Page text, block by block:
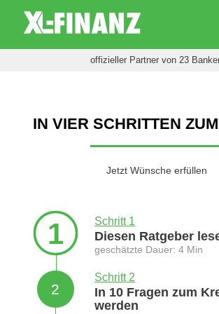
offizieller Partner von 23
IN VIER SCHRITTEN
Jetzt Wünsche erfüllen
1 Schritt 1
Diesen Ratgeber
geschätzte Dauer: 4 Min
2
Schritt 2
In 10 Fragen zum
werden